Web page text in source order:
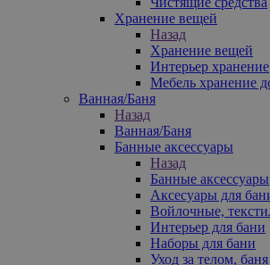
Хранение вещей
Назад
Хранение вещей
Интерьер хранение
Мебель хранение
Ванная/Баня
Назад
Ванная/Баня
Банные аксессуары
Назад
Банные аксессуары
Аксесуары для
Войлочные,
Интерьер для бани
Наборы для бани
Уход за телом, баня